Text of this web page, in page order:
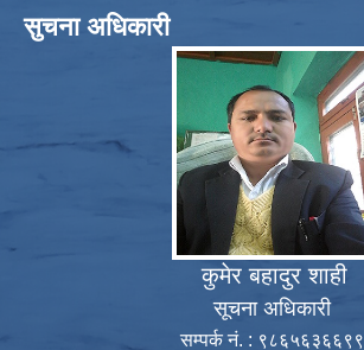
सुचना अधिकारी
कुमेर बहादुर शाही
सूचना अधिकारी
सम्पर्क नं. : ९८६५६३६६९९